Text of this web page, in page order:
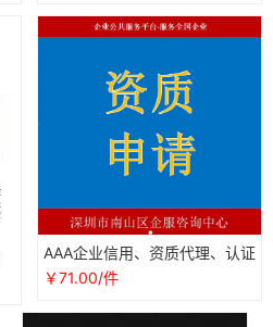
AAA企业信用、资质代理、认证
代办
￥71.00/件